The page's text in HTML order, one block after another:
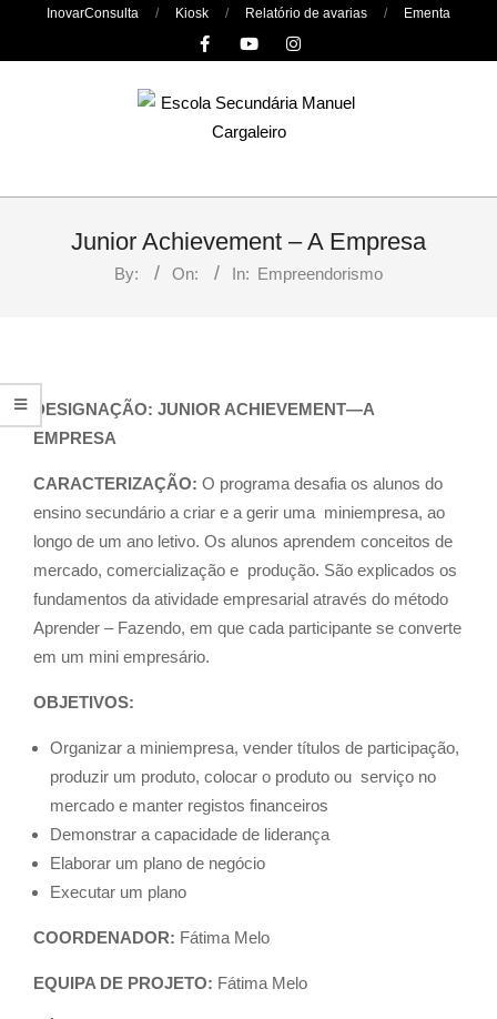
InovarConsulta Kiosk Relatório de avarias Ementa
Primary
Junior Achievement – A Empresa
By: On: In: Empreendorismo
DESIGNAÇÃO: JUNIOR ACHIEVEMENT—A
EMPRESA
CARACTERIZAÇÃO: O programa desafia os alunos do
ensino secundário a criar e a gerir uma miniempresa, ao
longo de um ano letivo. Os alunos aprendem conceitos de
mercado, comercialização e produção. São explicados os
fundamentos da atividade empresarial através do método
Aprender – Fazendo, em que cada participante se converte
em um mini empresário.
OBJETIVOS:
Organizar a miniempresa, vender títulos de participação,
produzir um produto, colocar o produto ou serviço no
mercado e manter registos financeiros
Demonstrar a capacidade de liderança
Elaborar um plano de negócio
Executar um plano
COORDENADOR: Fátima Melo
EQUIPA DE PROJETO: Fátima Melo